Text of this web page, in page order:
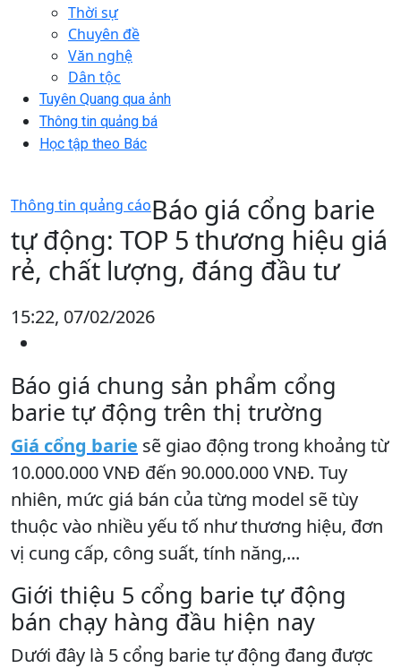
Thời sự
Chuyên đề
Văn nghệ
Dân tộc
Tuyên Quang qua ảnh
Thông tin quảng bá
Học tập theo Bác
Thông tin quảng cáoBáo giá cổng barie
tự động: TOP 5 thương hiệu giá
rẻ, chất lượng, đáng đầu tư
15:22, 07/02/2026
Báo giá chung sản phẩm cổng
barie tự động trên thị trường
Giá cổng barie sẽ giao động trong khoảng từ
10.000.000 VNĐ đến 90.000.000 VNĐ. Tuy
nhiên, mức giá bán của từng model sẽ tùy
thuộc vào nhiều yếu tố như thương hiệu, đơn
vị cung cấp, công suất, tính năng,...
Giới thiệu 5 cổng barie tự động
bán chạy hàng đầu hiện nay
Dưới đây là 5 cổng barie tự động đang được